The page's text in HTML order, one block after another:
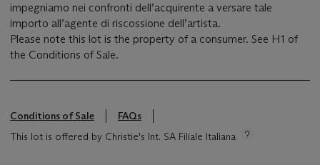
impegniamo nei confronti dell’acquirente a versare tale
importo all’agente di riscossione dell’artista.
Please note this lot is the property of a consumer. See H1 of
the Conditions of Sale.
Conditions of Sale
FAQs
This lot is offered by Christie's Int. SA Filiale Italiana